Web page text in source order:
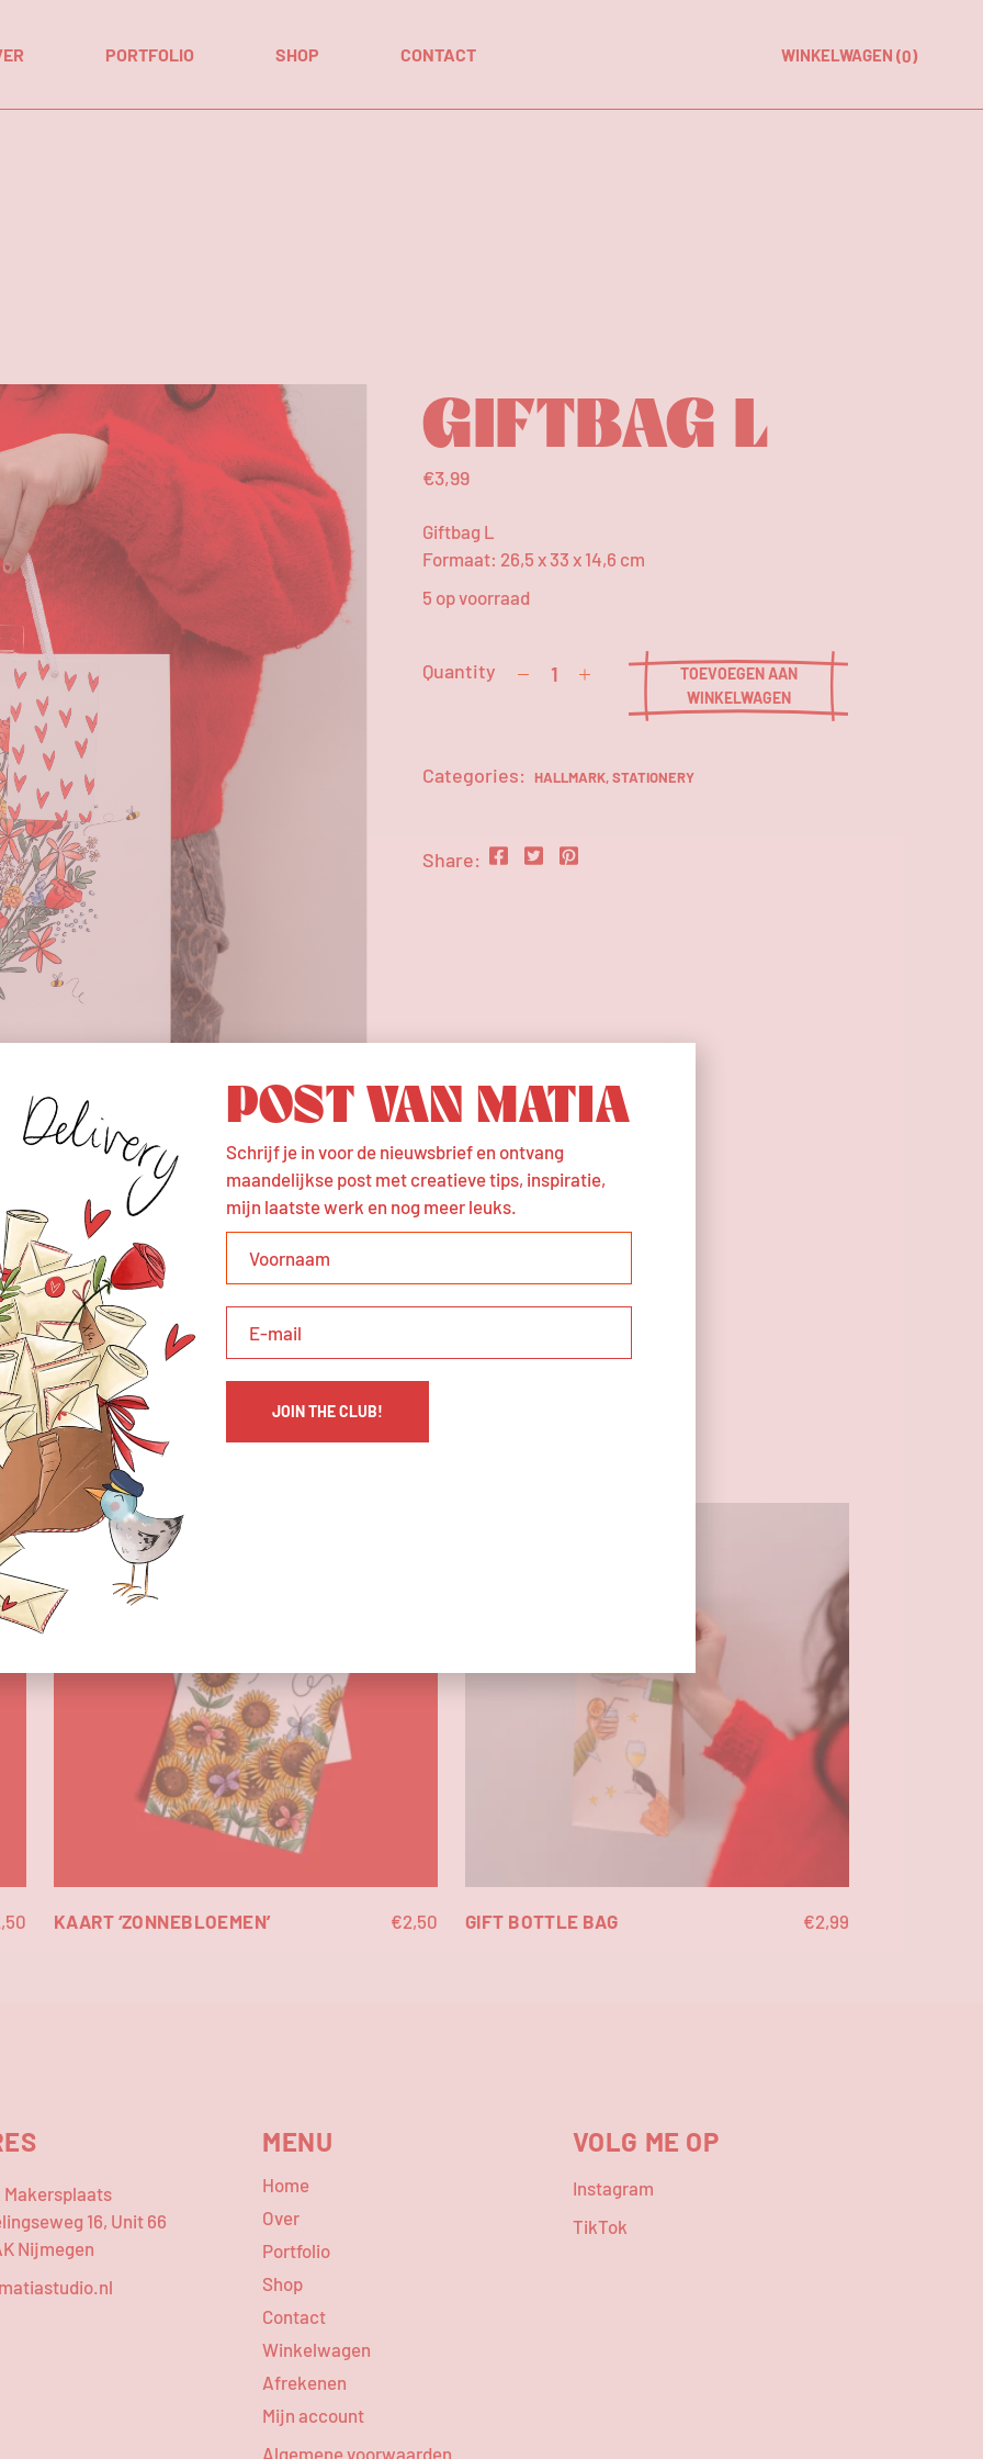
PORTFOLIO SHOP CONTACT WINKELWAGEN (0)
Mijn account
GIFTBAG L
€3,99
Giftbag L
Formaat: 26,5 x 33 x 14,6 cm
5 op voorraad
Quantity
TOEVOEGEN AAN
WINKELWAGEN
Categories: HALLMARK,STATIONERY
Share:
PRODUCTEN
€2,50
KAART ‘ZONNEBLOEMEN’ €2,99
GIFT BOTTLE BAG
Makersplaats
16, Unit 66
Nijmegen
MENU
Home
Over
Portfolio
Shop
Contact
Winkelwagen
Afrekenen
Mijn account
Algemene voorwaarden
VOLG ME OP
Instagram
TikTok
POST VAN MATIA
Schrijf je in voor de nieuwsbrief en ontvang
maandelijkse post met creatieve tips, inspiratie,
mijn laatste werk en nog meer leuks.